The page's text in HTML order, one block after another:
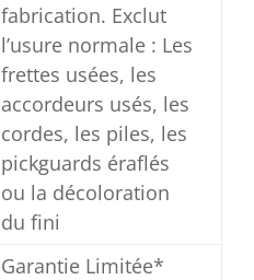
fabrication. Exclut
l’usure normale : Les
frettes usées, les
accordeurs usés, les
cordes, les piles, les
pickguards éraflés
ou la décoloration
du fini
Garantie Limitée*